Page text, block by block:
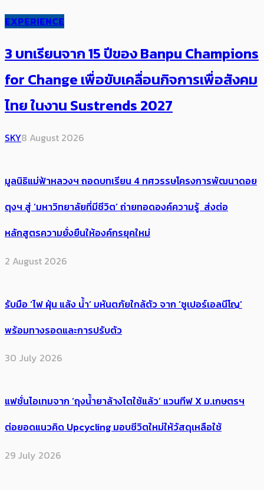
EXPERIENCE
3 บทเรียนจาก 15 ปีของ Banpu Champions
for Change เพื่อขับเคลื่อนกิจการเพื่อสังคม
ไทย ในงาน Sustrends 2027
SKY8 August 2026
มูลนิธิแม่ฟ้าหลวงฯ ถอดบทเรียน 4 ทศวรรษโครงการพัฒนาดอย
ตุงฯ สู่ ‘มหาวิทยาลัยที่มีชีวิต’ ถ่ายทอดองค์ความรู้ ส่งต่อ
หลักสูตรความยั่งยืนให้องค์กรยุคใหม่
2 August 2026
รับมือ ‘ไฟ ฝุ่น แล้ง น้ำ’ มหันตภัยใกล้ตัว จาก ‘ซูเปอร์เอลนีโญ’
พร้อมทางรอดและการปรับตัว
30 July 2026
แฟชั่นไอเทมจาก ‘ถุงน้ำยาล้างไตใช้แล้ว’ แวนทีฟ X ม.เกษตรฯ
ต่อยอดแนวคิด Upcycling มอบชีวิตใหม่ให้วัสดุเหลือใช้
29 July 2026